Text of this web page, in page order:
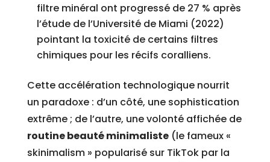
filtre minéral ont progressé de 27 % après
l’étude de l’Université de Miami (2022)
pointant la toxicité de certains filtres
chimiques pour les récifs coralliens.
Cette accélération technologique nourrit
un paradoxe : d’un côté, une sophistication
extrême ; de l’autre, une volonté affichée de
routine beauté minimaliste(le fameux «
skinimalism » popularisé sur TikTok par la